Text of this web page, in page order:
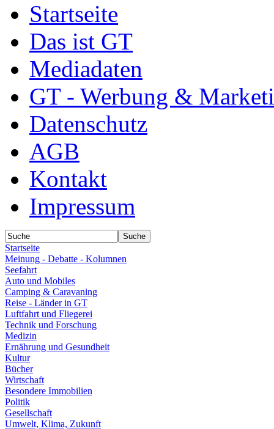
Startseite
Das ist GT
Mediadaten
GT - Werbung &
Datenschutz
AGB
Kontakt
Impressum
Startseite
Meinung - Debatte - Kolumnen
Seefahrt
Auto und Mobiles
Camping & Caravaning
Reise - Länder in GT
Luftfahrt und Fliegerei
Technik und Forschung
Medizin
Ernährung und Gesundheit
Kultur
Bücher
Wirtschaft
Besondere Immobilien
Politik
Gesellschaft
Umwelt, Klima, Zukunft